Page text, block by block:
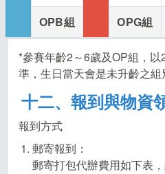
OPB組 OPG組
*參賽年齡2～6歲及OP組，
準，生日當天會是未升齡之組
十二、報到與物資
報到方式
郵寄報到：
郵寄打包代辦費用如下表